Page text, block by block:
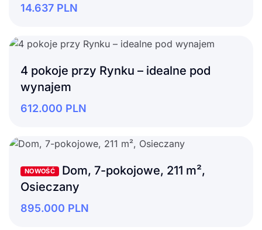
14.637 PLN
4 pokoje przy Rynku – idealne pod
wynajem
612.000 PLN
NOWOŚĆ Dom, 7-pokojowe, 211 m²,
Osieczany
895.000 PLN